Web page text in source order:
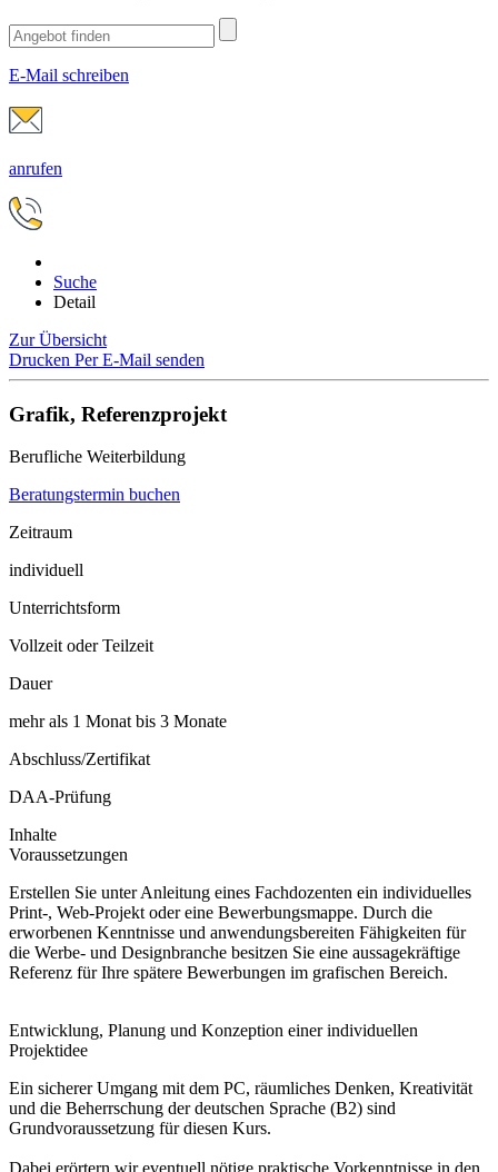
E-Mail schreiben
anrufen
Suche
Detail
Zur Übersicht
Drucken Per E-Mail senden
Grafik, Referenzprojekt
Berufliche Weiterbildung
Beratungstermin buchen
Zeitraum
individuell
Unterrichtsform
Vollzeit oder Teilzeit
Dauer
mehr als 1 Monat bis 3 Monate
Abschluss/Zertifikat
DAA-Prüfung
Inhalte
Voraussetzungen
Erstellen Sie unter Anleitung eines Fachdozenten ein individuelles
Print-, Web-Projekt oder eine Bewerbungsmappe. Durch die
erworbenen Kenntnisse und anwendungsbereiten Fähigkeiten für
die Werbe- und Designbranche besitzen Sie eine aussagekräftige
Referenz für Ihre spätere Bewerbungen im grafischen Bereich.
Entwicklung, Planung und Konzeption einer individuellen
Projektidee
Ein sicherer Umgang mit dem PC, räumliches Denken, Kreativität
und die Beherrschung der deutschen Sprache (B2) sind
Grundvoraussetzung für diesen Kurs.